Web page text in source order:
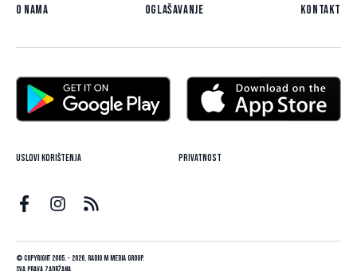
O nama Oglašavanje Kontakt
Uslovi korištenja Privatnost
© Copyright 2005. - 2026. Radio M Media Group.